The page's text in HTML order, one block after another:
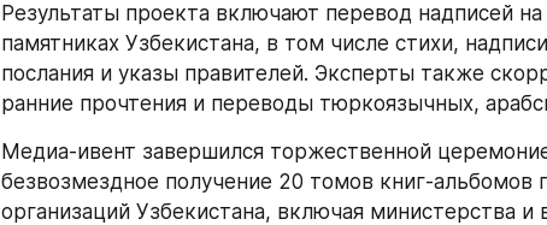
Результаты проекта включают перевод надписей
памятниках Узбекистана, в том числе стихи,
послания и указы правителей. Эксперты также
ранние прочтения и переводы тюркоязычных,
Медиа-ивент завершился торжественной
безвозмездное получение 20 томов книг-альбомов
организаций Узбекистана, включая министерства и